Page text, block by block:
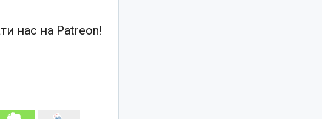
нас на Patreon!